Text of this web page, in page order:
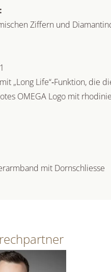
Ziffern und
„Long Life“‑Funktion, die
OMEGA Logo mit
mit Dornschliesse